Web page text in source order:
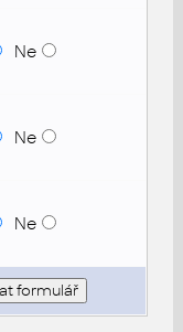
Ne
Ne
Ne